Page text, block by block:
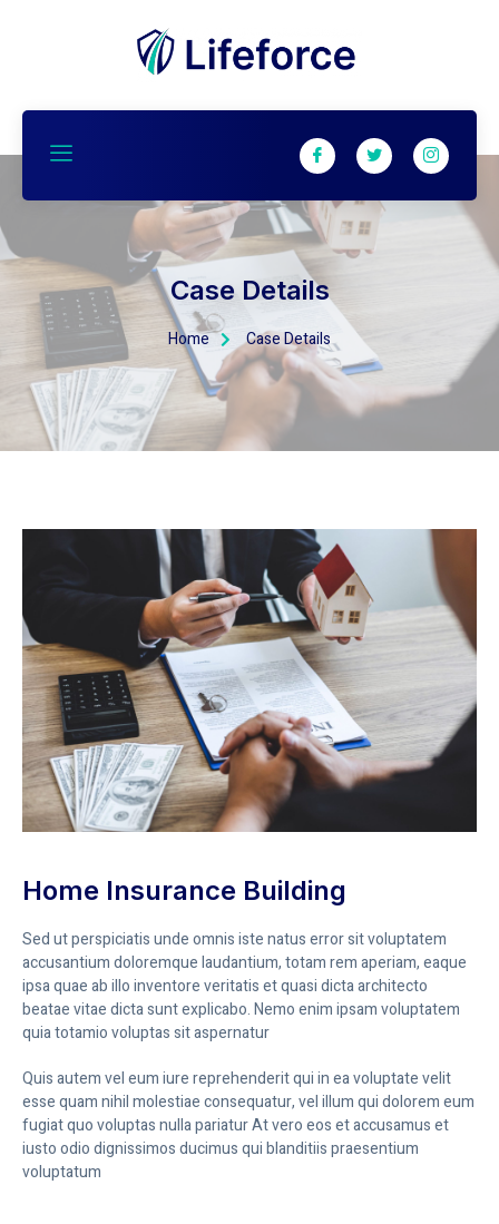
Case Details
Home Case Details
Home Insurance Building
Sed ut perspiciatis unde omnis iste natus error sit voluptatem
accusantium doloremque laudantium, totam rem aperiam, eaque
ipsa quae ab illo inventore veritatis et quasi dicta architecto
beatae vitae dicta sunt explicabo. Nemo enim ipsam voluptatem
quia totamio voluptas sit aspernatur
Quis autem vel eum iure reprehenderit qui in ea voluptate velit
esse quam nihil molestiae consequatur, vel illum qui dolorem eum
fugiat quo voluptas nulla pariatur At vero eos et accusamus et
iusto odio dignissimos ducimus qui blanditiis praesentium
voluptatum